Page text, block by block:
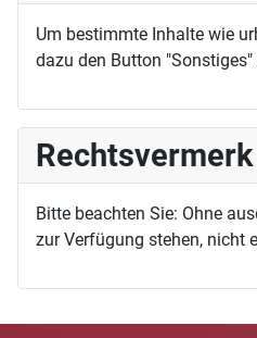
Um bestimmte Inhalte wie
dazu den Button
Rechtsvermerk
Bitte beachten Sie: Ohne
zur Verfügung stehen, nicht